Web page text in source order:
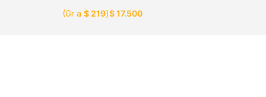
(Gr a $ 219)$17.500